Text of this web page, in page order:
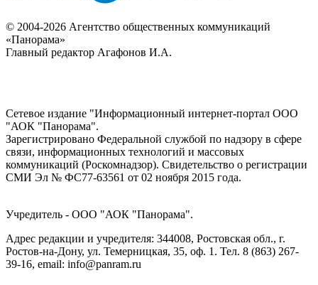
© 2004-2026 Агентство общественных коммуникаций
«Панорама»
Главный редактор Агафонов И.А.
Сетевое издание "Информационный интернет-портал ООО
"АОК "Панорама".
Зарегистрировано Федеральной службой по надзору в сфере
связи, информационных технологий и массовых
коммуникаций (Роскомнадзор). Cвидетельство о регистрации
СМИ Эл № ФС77-63561 от 02 ноября 2015 года.
Учредитель - ООО "АОК "Панорама".
Адрес редакции и учредителя: 344008, Ростовская обл., г.
Ростов-на-Дону, ул. Темерницкая, 35, оф. 1. Тел. 8 (863) 267-
39-16, email: info@panram.ru